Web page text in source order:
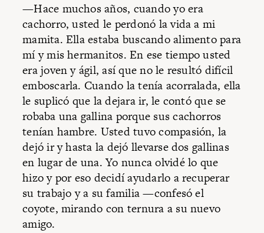
—Hace muchos años, cuando yo era
cachorro, usted le perdonó la vida a mi
mamita. Ella estaba buscando alimento para
mí y mis hermanitos. En ese tiempo usted
era joven y ágil, así que no le resultó difícil
emboscarla. Cuando la tenía acorralada, ella
le suplicó que la dejara ir, le contó que se
robaba una gallina porque sus cachorros
tenían hambre. Usted tuvo compasión, la
dejó ir y hasta la dejó llevarse dos gallinas
en lugar de una. Yo nunca olvidé lo que
hizo y por eso decidí ayudarlo a recuperar
su trabajo y a su familia —confesó el
coyote, mirando con ternura a su nuevo
amigo.